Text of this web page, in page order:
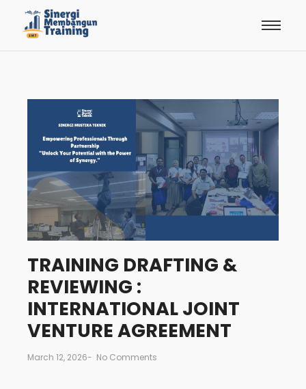
TRAINING DRAFTING &
REVIEWING :
INTERNATIONAL JOINT
VENTURE AGREEMENT
March 12, 2026- No Comments